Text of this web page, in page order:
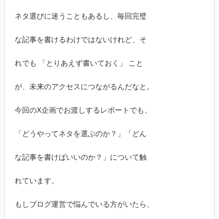
ネタ選びに迷うこともあるし、毎回完璧
な記事を書けるわけではないけれど、そ
れでも 「とりあえず書いておく」 こと
が、未来のアクセスにつながるんだなと。
今回のX企画でお渡しするレポートでも、
「どうやってネタを選ぶのか？」「どん
な記事を書けばいいのか？」について触
れています。
もしブログ運営で悩んでいる方がいたら、